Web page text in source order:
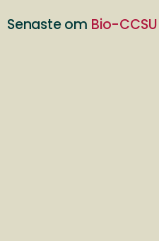
Senaste om Bio-CCSU